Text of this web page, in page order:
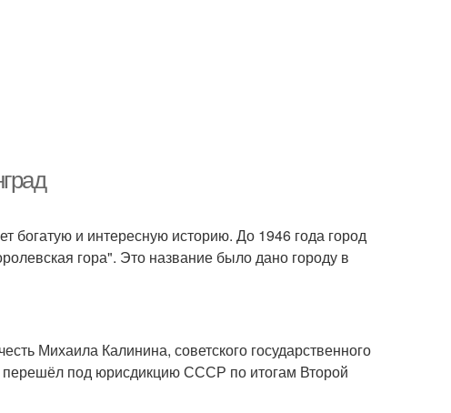
богатую и интересную историю. До 1946 года город
гора". Это название было дано городу в
Михаила Калинина, советского государственного
перешёл под юрисдикцию СССР по итогам Второй